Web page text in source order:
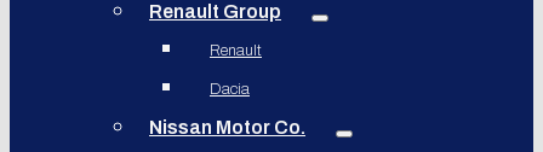
Renault Group
Renault
Dacia
Nissan Motor Co.